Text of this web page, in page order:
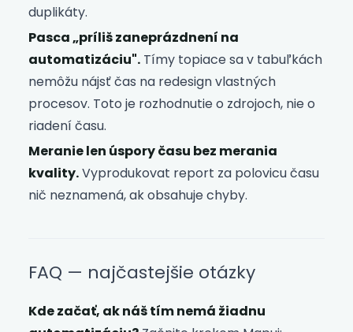
duplikáty.
Pasca „príliš zaneprázdnení na
automatizáciu". Tímy topiace sa v tabuľkách
nemôžu nájsť čas na redesign vlastných
procesov. Toto je rozhodnutie o zdrojoch, nie o
riadení času.
Meranie len úspory času bez merania
kvality.Vyprodukovat report za polovicu času
nič neznamená, ak obsahuje chyby.
FAQ — najčastejšie otázky
Kde začať, ak náš tím nemá žiadnu